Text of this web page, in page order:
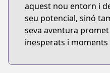
aquest nou entorn i
seu potencial, sinó
seva aventura
inesperats i